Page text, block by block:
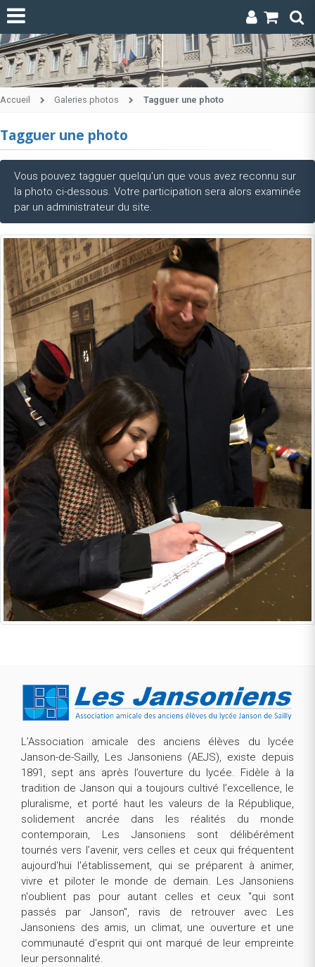
Accueil Galeries photos Tagguer une photo
Tagguer une photo
Vous pouvez tagguer quelqu'un que vous avez reconnu sur
la photo ci-dessous. Votre participation sera alors examinée
par un administrateur du site.
L’Association amicale des anciens élèves du lycée
Janson-de-Sailly, Les Jansoniens (AEJS), existe depuis
1891, sept ans après l’ouverture du lycée. Fidèle à la
tradition de Janson qui a toujours cultivé l’excellence, le
pluralisme, et porté haut les valeurs de la République,
solidement ancrée dans les réalités du monde
contemporain, Les Jansoniens sont délibérément
tournés vers l’avenir, vers celles et ceux qui fréquentent
aujourd'hui l'établissement, qui se préparent à animer,
vivre et piloter le monde de demain. Les Jansoniens
n'oublient pas pour autant celles et ceux "qui sont
passés par Janson", ravis de retrouver avec Les
Jansoniens des amis, un climat, une ouverture et une
communauté d'esprit qui ont marqué de leur empreinte
leur personnalité.